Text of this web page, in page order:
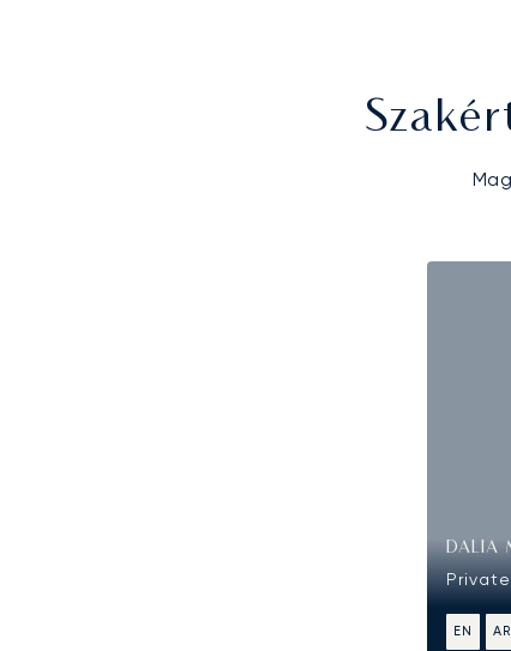
DALIA
EN AR